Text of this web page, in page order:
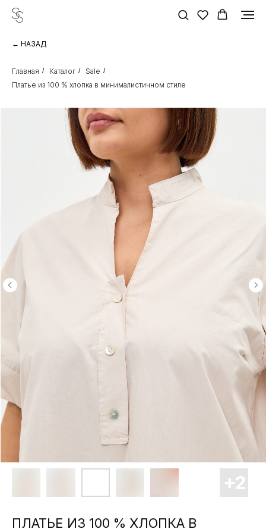
← НАЗАД
Главная / Каталог / Sale /
Платье из 100 % хлопка в минималистичном стиле
ПЛАТЬЕ ИЗ 100 % ХЛОПКА В